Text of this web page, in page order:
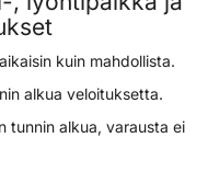
kuin mahdollista.
alkua veloituksetta.
tunnin alkua, varausta ei